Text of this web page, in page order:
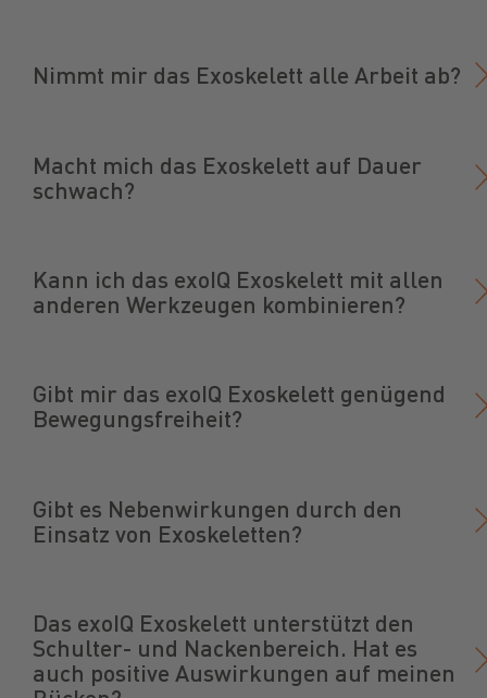
Nimmt mir das Exoskelett alle Arbeit ab?
Macht mich das Exoskelett auf Dauer
schwach?
Kann ich das exoIQ Exoskelett mit allen
anderen Werkzeugen kombinieren?
Gibt mir das exoIQ Exoskelett genügend
Bewegungsfreiheit?
Gibt es Nebenwirkungen durch den
Einsatz von Exoskeletten?
Das exoIQ Exoskelett unterstützt den
Schulter- und Nackenbereich. Hat es
auch positive Auswirkungen auf meinen